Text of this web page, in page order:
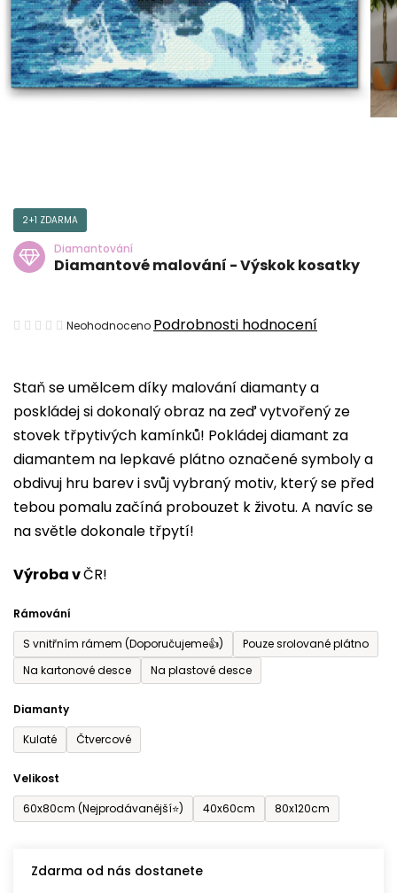
Staň se umělcem díky malování diamanty a
poskládej si dokonalý obraz na zeď vytvořený ze
stovek třpytivých kamínků! Pokládej diamant za
diamantem na lepkavé plátno označené symboly a
obdivuj hru barev i svůj vybraný motiv, který se před
tebou pomalu začíná probouzet k životu. A navíc se
na světle dokonale třpytí!
Výroba vČR!
Rámování
S vnitřním rámem (Doporučujeme👍)
Pouze srolované plátno
Na kartonové desce
Na plastové desce
Diamanty
Kulaté
Čtvercové
Velikost
60x80cm (Nejprodávanější⭐)
40x60cm 80x120cm
Zdarma od nás dostanete
2+1 ZDARMA
Diamantování
Diamantové malování - Výskok kosatky
Průměrné
je
0,0
z
5
hvězdiček.
Neohodnoceno Podrobnosti hodnocení